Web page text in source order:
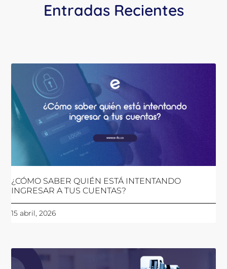
Entradas Recientes
¿CÓMO SABER QUIÉN ESTÁ INTENTANDO
INGRESAR A TUS CUENTAS?
15 abril, 2026